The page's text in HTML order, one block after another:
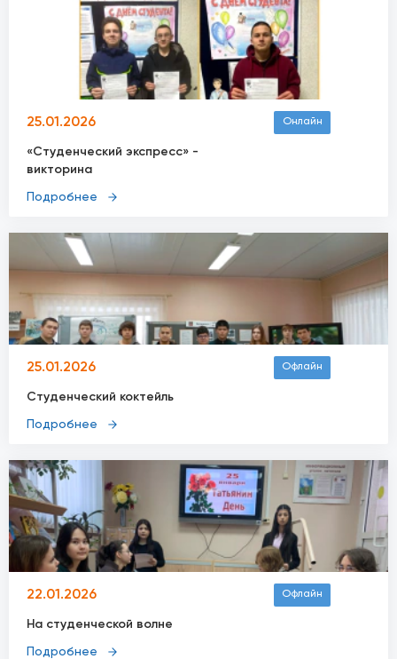
25.01.2026 Онлайн
«Студенческий экспресс» -
викторина
Подробнее
25.01.2026 Офлайн
Студенческий коктейль
Подробнее
22.01.2026 Офлайн
На студенческой волне
Подробнее